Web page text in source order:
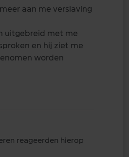
aan me verslaving
uitgebreid met me
en hij ziet me
worden
reageerden hierop